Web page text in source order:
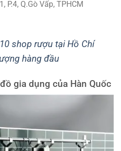
Q.Gò Vấp, TPHCM
shop rượu tại Hồ Chí
hàng đầu
gia dụng của Hàn Quốc